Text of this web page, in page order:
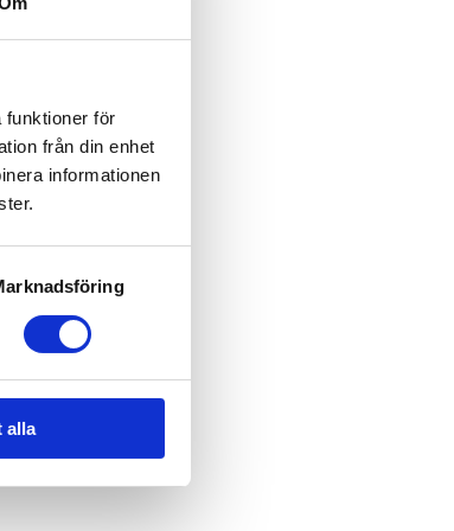
funktioner för
från din enhet
informationen
alla